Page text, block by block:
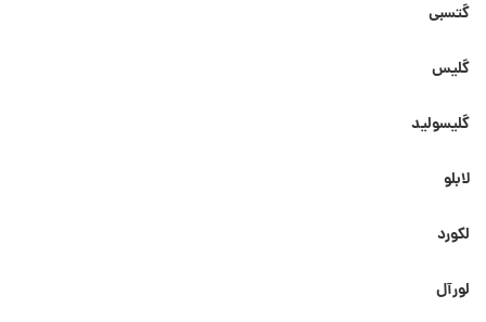
گتسبی
گلیس
گلیسولید
لابلو
لکورد
لورآل